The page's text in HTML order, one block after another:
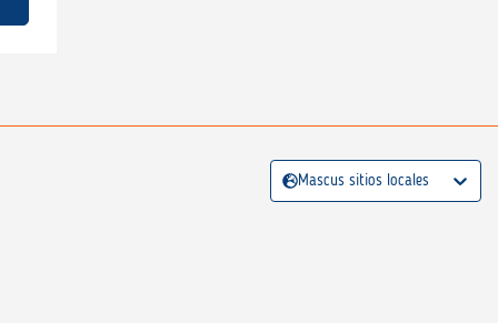
Mascus sitios locales